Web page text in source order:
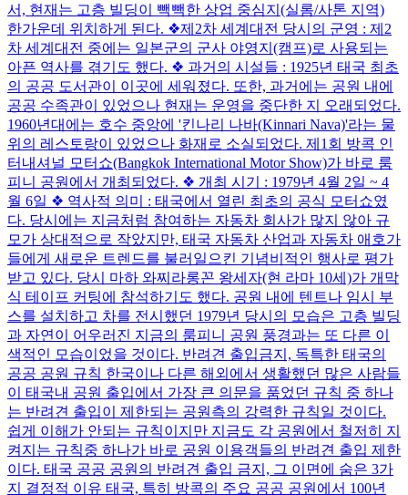
서, 현재는 고층 빌딩이 빽빽한 상업 중심지(실롬/사톤 지역)
한가운데 위치하게 된다. ❖제2차 세계대전 당시의 군영 : 제2
차 세계대전 중에는 일본군의 군사 야영지(캠프)로 사용되는
아픈 역사를 겪기도 했다. ❖ 과거의 시설들 : 1925년 태국 최초
의 공공 도서관이 이곳에 세워졌다. 또한, 과거에는 공원 내에
공공 수족관이 있었으나 현재는 운영을 중단한 지 오래되었다.
1960년대에는 호수 중앙에 '킨나리 나바(Kinnari Nava)'라는 물
위의 레스토랑이 있었으나 화재로 소실되었다. 제1회 방콕 인
터내셔널 모터쇼(Bangkok International Motor Show)가 바로 룸
피니 공원에서 개최되었다. ❖ 개최 시기 : 1979년 4월 2일 ~ 4
월 6일 ❖ 역사적 의미 : 태국에서 열린 최초의 공식 모터쇼였
다. 당시에는 지금처럼 참여하는 자동차 회사가 많지 않아 규
모가 상대적으로 작았지만, 태국 자동차 산업과 자동차 애호가
들에게 새로운 트렌드를 불러일으킨 기념비적인 행사로 평가
받고 있다. 당시 마하 와찌라롱꼰 왕세자(현 라마 10세)가 개막
식 테이프 커팅에 참석하기도 했다. 공원 내에 텐트나 임시 부
스를 설치하고 차를 전시했던 1979년 당시의 모습은 고층 빌딩
과 자연이 어우러진 지금의 룸피니 공원 풍경과는 또 다른 이
색적인 모습이었을 것이다. 반려견 출입금지, 독특한 태국의
공공 공원 규칙 한국이나 다른 해외에서 생활했던 많은 사람들
이 태국내 공원 출입에서 가장 큰 의문을 품었던 규칙 중 하나
는 반려견 출입이 제한되는 공원측의 강력한 규칙일 것이다.
쉽게 이해가 안되는 규칙이지만 지금도 각 공원에서 철저히 지
켜지는 규칙중 하나가 바로 공원 이용객들의 반려견 출입 제한
이다. 태국 공공 공원의 반려견 출입 금지, 그 이면에 숨은 3가
지 결정적 이유 태국, 특히 방콕의 주요 공공 공원에서 100년